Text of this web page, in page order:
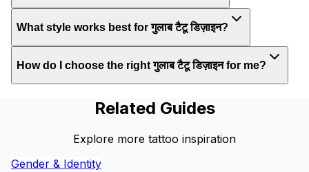
What style works best for गुलाब टैटू डिज़ाइन?
How do I choose the right गुलाब टैटू डिज़ाइन for me?
Related Guides
Explore more tattoo inspiration
Gender & Identity